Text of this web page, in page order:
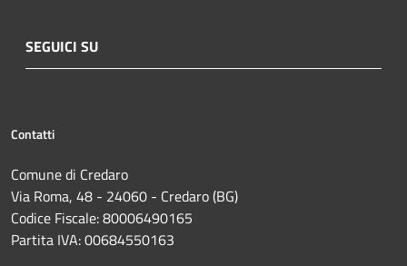
SEGUICI SU
Contatti
Comune di Credaro
Via Roma, 48 - 24060 - Credaro (BG)
Codice Fiscale: 80006490165
Partita IVA: 00684550163